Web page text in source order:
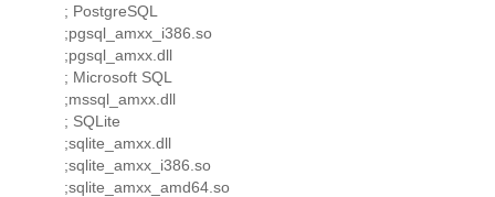
; PostgreSQL
;pgsql_amxx_i386.so
;pgsql_amxx.dll
; Microsoft SQL
;mssql_amxx.dll
; SQLite
;sqlite_amxx.dll
;sqlite_amxx_i386.so
;sqlite_amxx_amd64.so